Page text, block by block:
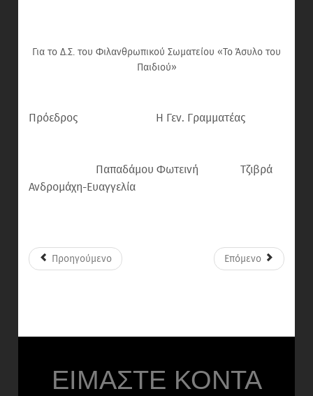
Για το Δ.Σ. του Φιλανθρωπικού Σωματείου «Το Άσυλο του
Παιδιού»
Πρόεδρος Η Γεν. Γραμματέας
Παπαδάμου Φωτεινή Τζιβρά
Ανδρομάχη-Ευαγγελία
Προηγούμενο Επόμενο
ΕΙΜΑΣΤΕ ΚΟΝΤΑ